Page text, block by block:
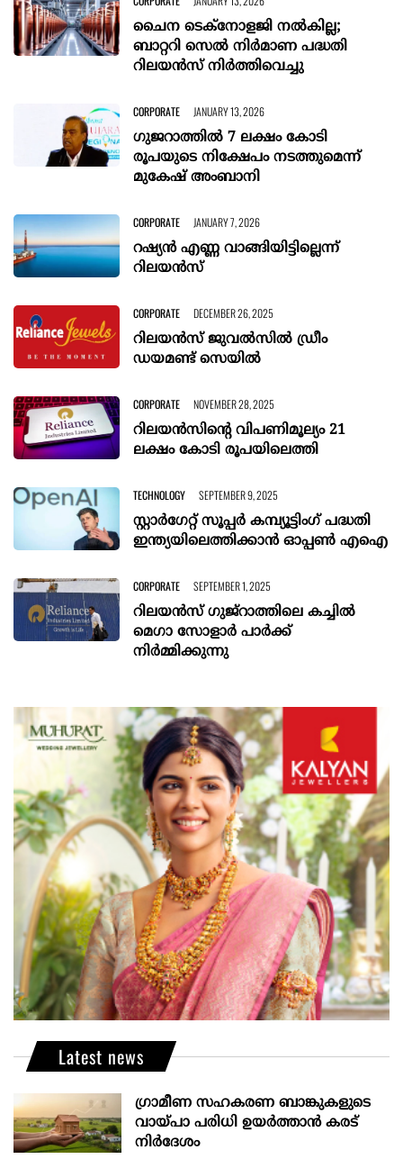
ചൈന ടെക്നോളജി നൽകില്ല;
ബാറ്ററി സെൽ നിർമാണ പദ്ധതി
റിലയൻസ് നിർത്തിവെച്ചു
CORPORATE JANUARY 13, 2026
ഗുജറാത്തിൽ 7 ലക്ഷം കോടി
രൂപയുടെ നിക്ഷേപം നടത്തുമെന്ന്
മുകേഷ് അംബാനി
CORPORATE JANUARY 7, 2026
റഷ്യൻ എണ്ണ വാങ്ങിയിട്ടില്ലെന്ന്
റിലയൻസ്
CORPORATE DECEMBER 26, 2025
റിലയൻസ് ജുവൽസിൽ ഡ്രീം
ഡയമണ്ട് സെയിൽ
CORPORATE NOVEMBER 28, 2025
റിലയന്‍സിന്റെ വിപണിമൂല്യം 21
ലക്ഷം കോടി രൂപയിലെത്തി
TECHNOLOGY SEPTEMBER 9, 2025
സ്റ്റാര്‍ഗേറ്റ് സൂപ്പര്‍ കമ്പ്യൂട്ടിംഗ് പദ്ധതി
ഇന്ത്യയിലെത്തിക്കാന്‍ ഓപ്പണ്‍ എഐ
CORPORATE SEPTEMBER 1, 2025
റിലയന്‍സ് ഗുജ്റാത്തിലെ കച്ചില്‍
മെഗാ സോളാര്‍ പാര്‍ക്ക്
നിര്‍മ്മിക്കുന്നു
Latest news
ഗ്രാമീണ സഹകരണ ബാങ്കുകളുടെ
വായ്പാ പരിധി ഉയർത്താൻ കരട്
നിർദേശം